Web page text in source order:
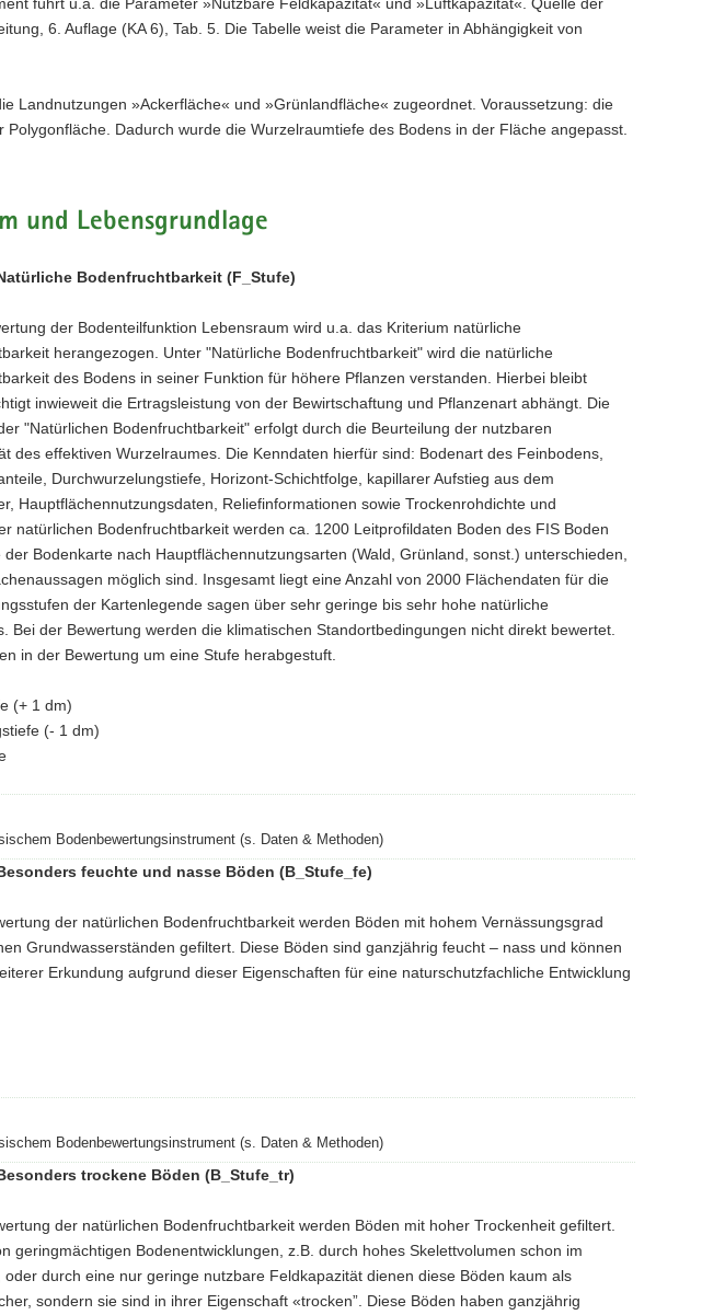
6. Auflage (KA 6), Tab. 5. Die Tabelle weist die Parameter in Abhängigkeit von
Landnutzungen »Ackerfläche« und »Grünlandfläche« zugeordnet. Voraussetzung: die
Dadurch wurde die Wurzelraumtiefe des Bodens in der Fläche angepasst.
und Lebensgrundlage
Bodenfruchtbarkeit (F_Stufe)
der Bodenteilfunktion Lebensraum wird u.a. das Kriterium natürliche
herangezogen. Unter "Natürliche Bodenfruchtbarkeit" wird die natürliche
des Bodens in seiner Funktion für höhere Pflanzen verstanden. Hierbei bleibt
inwieweit die Ertragsleistung von der Bewirtschaftung und Pflanzenart abhängt. Die
"Natürlichen Bodenfruchtbarkeit" erfolgt durch die Beurteilung der nutzbaren
des effektiven Wurzelraumes. Die Kenndaten hierfür sind: Bodenart des Feinbodens,
Durchwurzelungstiefe, Horizont-Schichtfolge, kapillarer Aufstieg aus dem
Hauptflächennutzungsdaten, Reliefinformationen sowie Trockenrohdichte und
natürlichen Bodenfruchtbarkeit werden ca. 1200 Leitprofildaten Boden des FIS Boden
Bodenkarte nach Hauptflächennutzungsarten (Wald, Grünland, sonst.) unterschieden,
möglich sind. Insgesamt liegt eine Anzahl von 2000 Flächendaten für die
der Kartenlegende sagen über sehr geringe bis sehr hohe natürliche
Bei der Bewertung werden die klimatischen Standortbedingungen nicht direkt bewertet.
in der Bewertung um eine Stufe herabgestuft.
(+ 1 dm)
(- 1 dm)
Bodenbewertungsinstrument (s. Daten & Methoden)
feuchte und nasse Böden (B_Stufe_fe)
der natürlichen Bodenfruchtbarkeit werden Böden mit hohem Vernässungsgrad
Grundwasserständen gefiltert. Diese Böden sind ganzjährig feucht – nass und können
Erkundung aufgrund dieser Eigenschaften für eine naturschutzfachliche Entwicklung
Bodenbewertungsinstrument (s. Daten & Methoden)
trockene Böden (B_Stufe_tr)
der natürlichen Bodenfruchtbarkeit werden Böden mit hoher Trockenheit gefiltert.
geringmächtigen Bodenentwicklungen, z.B. durch hohes Skelettvolumen schon im
oder durch eine nur geringe nutzbare Feldkapazität dienen diese Böden kaum als
sondern sie sind in ihrer Eigenschaft «trocken”. Diese Böden haben ganzjährig